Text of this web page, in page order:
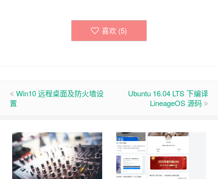
喜欢 (5)
Win10 远程桌面及防火墙设
置
Ubuntu 16.04 LTS 下编译
LineageOS 源码